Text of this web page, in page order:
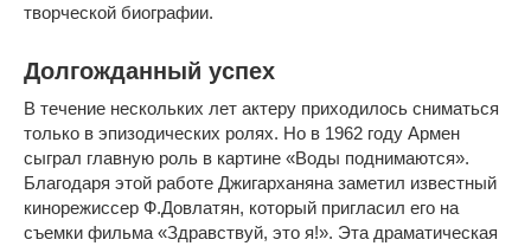
творческой биографии.
Долгожданный успех
В течение нескольких лет актеру приходилось сниматься
только в эпизодических ролях. Но в 1962 году Армен
сыграл главную роль в картине «Воды поднимаются».
Благодаря этой работе Джигарханяна заметил известный
кинорежиссер Ф.Довлатян, который пригласил его на
съемки фильма «Здравствуй, это я!». Эта драматическая